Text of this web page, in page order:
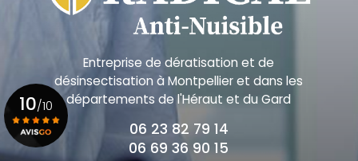
Entreprise de dératisation et de
désinsectisationà Montpellier et dans les
départements de l'Héraut et du Gard
06 23 82 79 14
06 69 36 90 15
10/10
Voir le certificat